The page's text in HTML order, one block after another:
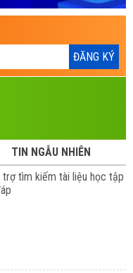
TIN NGẪU NHIÊN
trợ tìm kiếm tài liệu học tập